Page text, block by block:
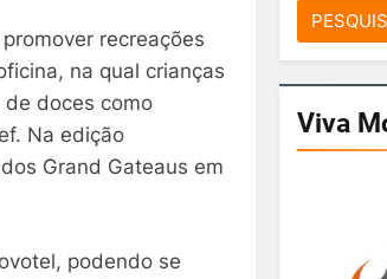
recreações
na qual crianças
de doces como
Na edição
Grand Gateaus em
podendo se
Viva